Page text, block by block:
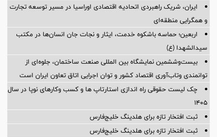
ایران، شریک راهبردی اتحادیه اقتصادی اوراسیا در مسیر توسعه تجارت
و همگرایی منطقه‌ای
اربعین؛ حماسه باشکوه خدمت، ایثار و نجات جان انسان‌ها در مکتب
سیدالشهدا (ع)
بیست‌وششمین نمایشگاه بین المللی صنعت ساختمان، جلوه‌ای از
توانمندی وتاب‌آوری اقتصاد کشور و توان اجرایی اتاق تعاون ایران است
چک لیست حقوقی راه اندازی استارتاپ ها و کسب وکارهای نوپا در سال
۱۴۰۵
ثبت افتخار تازه برای هلدینگ خلیج‌فارس
ثبت افتخار تازه برای هلدینگ خلیج‌فارس